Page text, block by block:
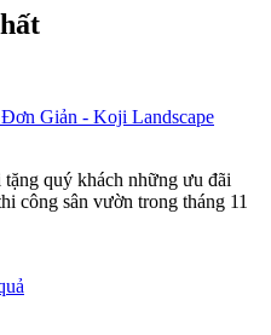
Giản - Koji Landscape
quý khách những ưu đãi
công sân vườn trong tháng 11